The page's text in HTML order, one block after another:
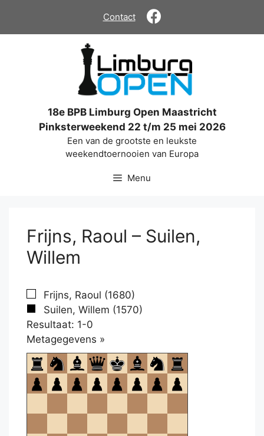
de
Contact
18e BPB Limburg Open Maastricht
Pinksterweekend 22 t/m 25 mei 2026
Een van de grootste en leukste
weekendtoernooien van Europa
Menu
Frijns, Raoul – Suilen,
Willem
Frijns, Raoul (1680)
Suilen, Willem (1570)
Resultaat: 1-0
Metagegevens »
om
te
openen.